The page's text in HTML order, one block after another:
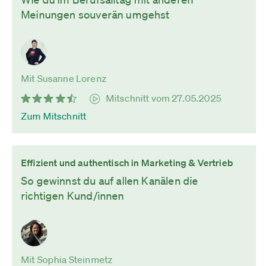
Meinungen souverän umgehst
Mit Susanne Lorenz
Mitschnitt vom 27.05.2025
Zum Mitschnitt
Effizient und authentisch in Marketing & Vertrieb
So gewinnst du auf allen Kanälen die
richtigen Kund/innen
Mit Sophia Steinmetz